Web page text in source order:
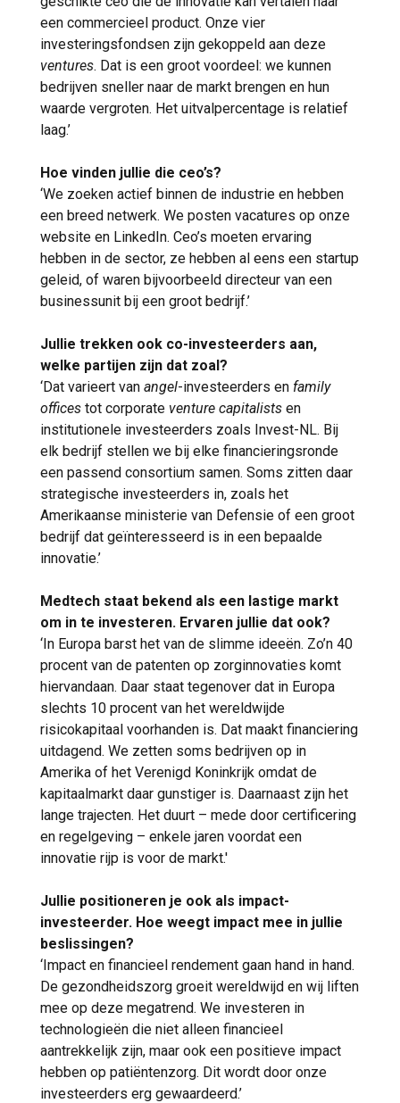
een commercieel product. Onze vier
investeringsfondsen zijn gekoppeld aan deze
ventures. Dat is een groot voordeel: we kunnen
bedrijven sneller naar de markt brengen en hun
waarde vergroten. Het uitvalpercentage is relatief
laag.’
Hoe vinden jullie die ceo’s?
‘We zoeken actief binnen de industrie en hebben
een breed netwerk. We posten vacatures op onze
website en LinkedIn. Ceo’s moeten ervaring
hebben in de sector, ze hebben al eens een startup
geleid, of waren bijvoorbeeld directeur van een
businessunit bij een groot bedrijf.’
Jullie trekken ook co-investeerders aan,
welke partijen zijn dat zoal?
‘Dat varieert van angel-investeerders en family
offices tot corporate venture capitalists en
institutionele investeerders zoals Invest-NL. Bij
elk bedrijf stellen we bij elke financieringsronde
een passend consortium samen. Soms zitten daar
strategische investeerders in, zoals het
Amerikaanse ministerie van Defensie of een groot
bedrijf dat geïnteresseerd is in een bepaalde
innovatie.’
Medtech staat bekend als een lastige markt
om in te investeren. Ervaren jullie dat ook?
‘In Europa barst het van de slimme ideeën. Zo’n 40
procent van de patenten op zorginnovaties komt
hiervandaan. Daar staat tegenover dat in Europa
slechts 10 procent van het wereldwijde
risicokapitaal voorhanden is. Dat maakt financiering
uitdagend. We zetten soms bedrijven op in
Amerika of het Verenigd Koninkrijk omdat de
kapitaalmarkt daar gunstiger is. Daarnaast zijn het
lange trajecten. Het duurt – mede door certificering
en regelgeving – enkele jaren voordat een
innovatie rijp is voor de markt.'
Jullie positioneren je ook als impact-
investeerder. Hoe weegt impact mee in jullie
beslissingen?
‘Impact en financieel rendement gaan hand in hand.
De gezondheidszorg groeit wereldwijd en wij liften
mee op deze megatrend. We investeren in
technologieën die niet alleen financieel
aantrekkelijk zijn, maar ook een positieve impact
hebben op patiëntenzorg. Dit wordt door onze
investeerders erg gewaardeerd.’